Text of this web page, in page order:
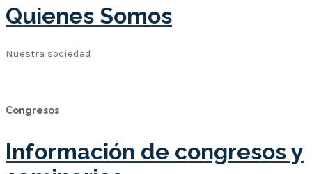
Quienes Somos
Nuestra sociedad
Congresos
Información de congresos y